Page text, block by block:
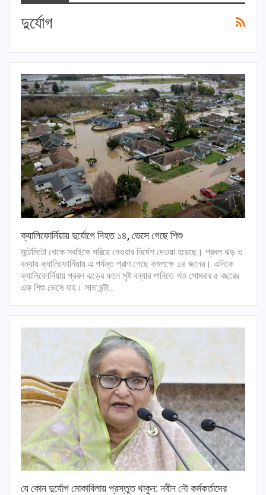
দুর্যোগ
ক্যালিফোর্নিয়ায় দুর্যোগে নিহত ১৪, ভেসে গেছে শিশু
মন্টেসিটো থেকে সবাইকে সরিয়ে নেওয়ার নির্দেশ দেওয়া হয়েছে। প্রবল ঝড় ও
বন্যায় ক্যালিফোর্নিয়ায় এ পর্যন্ত প্রাণ গেছে কমপক্ষে ১৪ জনের। এদিকে
ক্যালিফোর্নিয়ায় প্রবল ঝড়ের ফলে সৃষ্ট বন্যার পানিতে গত সোমবার ৫ বছরের
এক শিশু ভেসে যায়। সাত ঘন্টা…
যে কোন দুর্যোগ মোকাবিলায় প্রস্তুত থাকুন: নবীন নৌ কর্মকর্তাদের